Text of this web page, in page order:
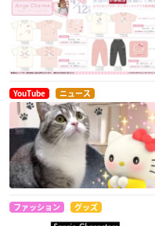
YouTube ニュース
ファッション グッズ